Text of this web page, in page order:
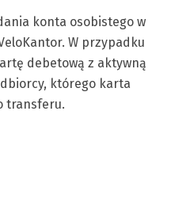
konta osobistego w
. W przypadku
debetową z aktywną
którego karta
transferu.